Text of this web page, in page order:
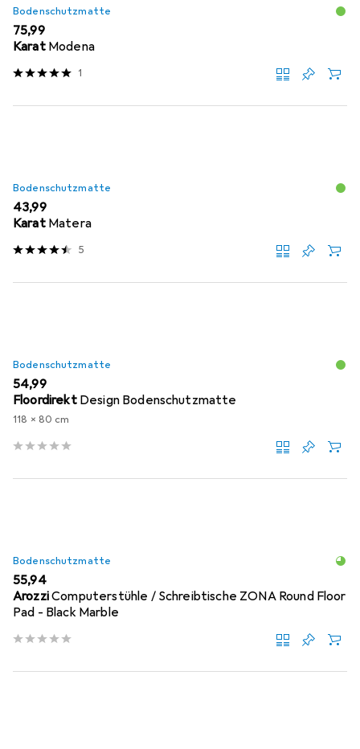
Bodenschutzmatte
EUR
75,99
Karat Modena
1
Bodenschutzmatte
EUR
43,99
Karat Matera
5
Bodenschutzmatte
EUR
54,99
Floordirekt Design Bodenschutzmatte
118 x 80 cm
Bodenschutzmatte
EUR
55,94
ArozziComputerstühle / Schreibtische ZONA Round Floor
Pad - Black Marble